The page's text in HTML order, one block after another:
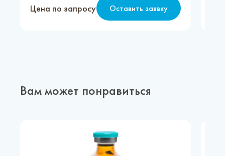
Цена по запросу Оставить заявку
Вам может понравиться